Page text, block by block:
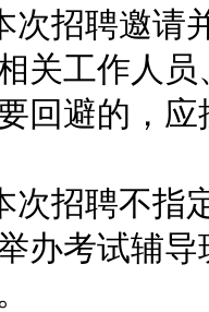
招聘邀请并
关工作人
回避的，
招聘不指定
办考试辅